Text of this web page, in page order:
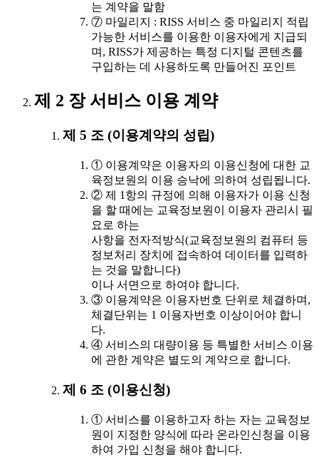
는 계약을 말함
⑦ 마일리지 : RISS 서비스 중 마일리지 적립
가능한 서비스를 이용한 이용자에게 지급되
며, RISS가 제공하는 특정 디지털 콘텐츠를
구입하는 데 사용하도록 만들어진 포인트
제 2 장 서비스 이용 계약
제 5 조 (이용계약의 성립)
① 이용계약은 이용자의 이용신청에 대한 교
육정보원의 이용 승낙에 의하여 성립됩니다.
② 제 1항의 규정에 의해 이용자가 이용 신청
을 할 때에는 교육정보원이 이용자 관리시 필
요로 하는
사항을 전자적방식(교육정보원의 컴퓨터 등
정보처리 장치에 접속하여 데이터를 입력하
는 것을 말합니다)
이나 서면으로 하여야 합니다.
③ 이용계약은 이용자번호 단위로 체결하며,
체결단위는 1 이용자번호 이상이어야 합니
다.
④ 서비스의 대량이용 등 특별한 서비스 이용
에 관한 계약은 별도의 계약으로 합니다.
제 6 조 (이용신청)
① 서비스를 이용하고자 하는 자는 교육정보
원이 지정한 양식에 따라 온라인신청을 이용
하여 가입 신청을 해야 합니다.